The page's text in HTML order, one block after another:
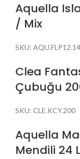
Aquella
/ Mix
SKU:
Clea
Çubuğu
SKU: CLE.KCY.200
Aquella
Mendili 24